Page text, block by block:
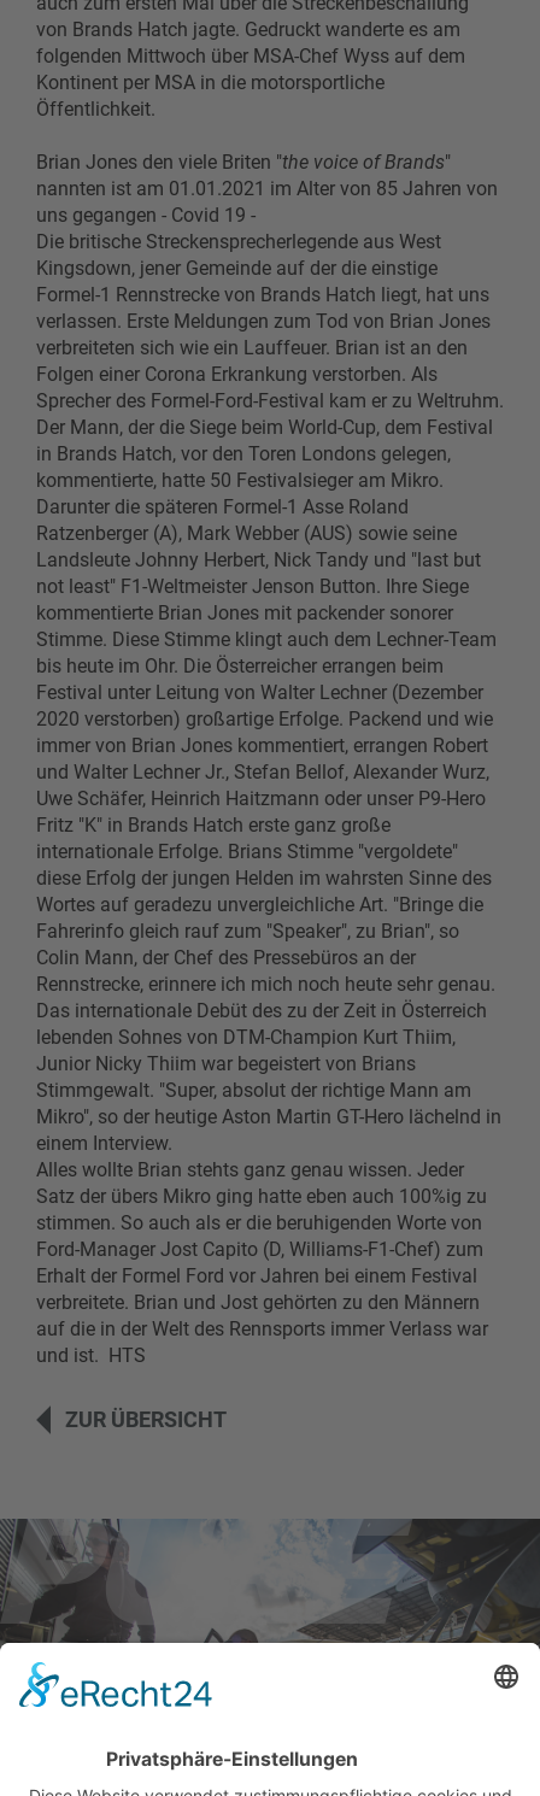
von Brands Hatch jagte. Gedruckt wanderte es am
folgenden Mittwoch über MSA-Chef Wyss auf dem
Kontinent per MSA in die motorsportliche
Öffentlichkeit.
Brian Jones den viele Briten "the voice of Brands"
nannten ist am 01.01.2021 im Alter von 85 Jahren von
uns gegangen - Covid 19 -
Die britische Streckensprecherlegende aus West
Kingsdown, jener Gemeinde auf der die einstige
Formel-1 Rennstrecke von Brands Hatch liegt, hat uns
verlassen. Erste Meldungen zum Tod von Brian Jones
verbreiteten sich wie ein Lauffeuer. Brian ist an den
Folgen einer Corona Erkrankung verstorben. Als
Sprecher des Formel-Ford-Festival kam er zu Weltruhm.
Der Mann, der die Siege beim World-Cup, dem Festival
in Brands Hatch, vor den Toren Londons gelegen,
kommentierte, hatte 50 Festivalsieger am Mikro.
Darunter die späteren Formel-1 Asse Roland
Ratzenberger (A), Mark Webber (AUS) sowie seine
Landsleute Johnny Herbert, Nick Tandy und "last but
not least" F1-Weltmeister Jenson Button. Ihre Siege
kommentierte Brian Jones mit packender sonorer
Stimme. Diese Stimme klingt auch dem Lechner-Team
bis heute im Ohr. Die Österreicher errangen beim
Festival unter Leitung von Walter Lechner (Dezember
2020 verstorben) großartige Erfolge. Packend und wie
immer von Brian Jones kommentiert, errangen Robert
und Walter Lechner Jr., Stefan Bellof, Alexander Wurz,
Uwe Schäfer, Heinrich Haitzmann oder unser P9-Hero
Fritz "K" in Brands Hatch erste ganz große
internationale Erfolge. Brians Stimme "vergoldete"
diese Erfolg der jungen Helden im wahrsten Sinne des
Wortes auf geradezu unvergleichliche Art. "Bringe die
Fahrerinfo gleich rauf zum "Speaker", zu Brian", so
Colin Mann, der Chef des Pressebüros an der
Rennstrecke, erinnere ich mich noch heute sehr genau.
Das internationale Debüt des zu der Zeit in Österreich
lebenden Sohnes von DTM-Champion Kurt Thiim,
Junior Nicky Thiim war begeistert von Brians
Stimmgewalt. "Super, absolut der richtige Mann am
Mikro", so der heutige Aston Martin GT-Hero lächelnd in
einem Interview.
Alles wollte Brian stehts ganz genau wissen. Jeder
Satz der übers Mikro ging hatte eben auch 100%ig zu
stimmen. So auch als er die beruhigenden Worte von
Ford-Manager Jost Capito (D, Williams-F1-Chef) zum
Erhalt der Formel Ford vor Jahren bei einem Festival
verbreitete. Brian und Jost gehörten zu den Männern
auf die in der Welt des Rennsports immer Verlass war
und ist. HTS
ZUR ÜBERSICHT
BILDER & VIDEOS